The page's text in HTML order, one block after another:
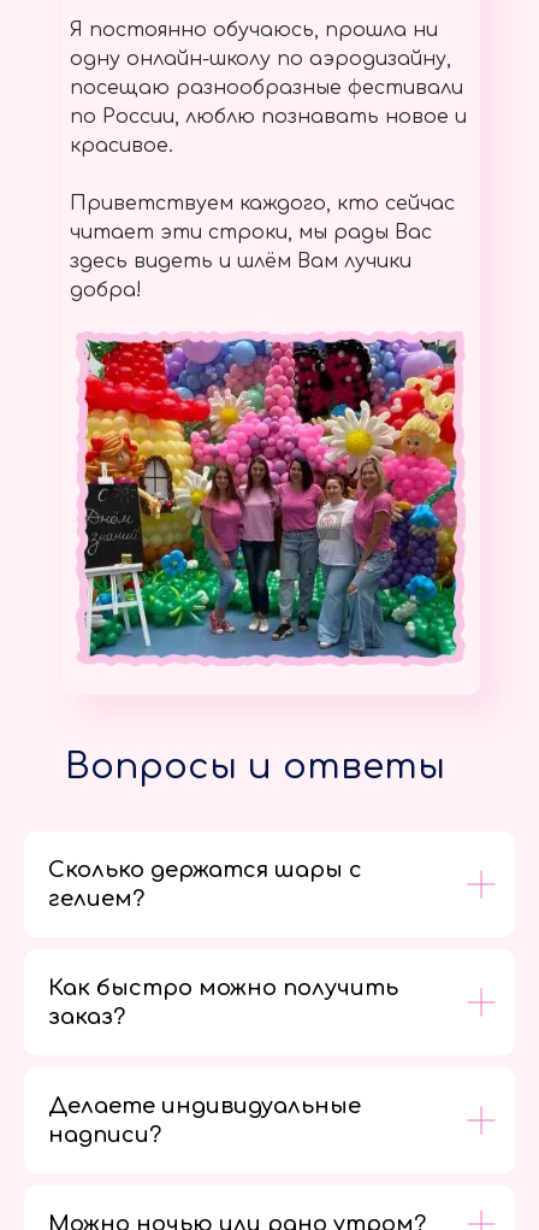
Я постоянно обучаюсь, прошла ни
одну онлайн-школу по аэродизайну,
посещаю разнообразные фестивали
по России, люблю познавать новое и
красивое.
Приветствуем каждого, кто сейчас
читает эти строки, мы рады Вас
здесь видеть и шлём Вам лучики
добра!
Вопросы и ответы
Сколько держатся шары с
гелием?
Как быстро можно получить
заказ?
Делаете индивидуальные
надписи?
Можно ночью или рано утром?